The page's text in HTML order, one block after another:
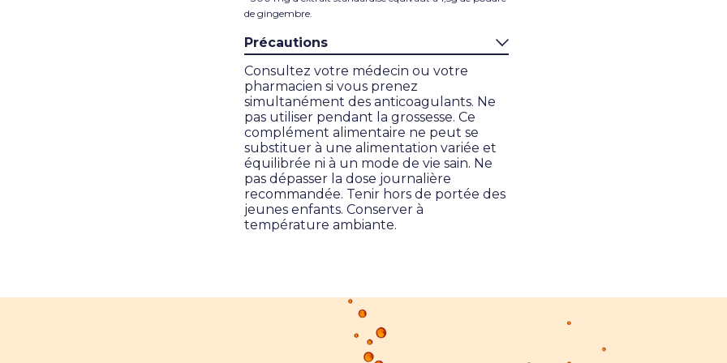
de gingembre.
Précautions
Consultez votre médecin ou votre
pharmacien si vous prenez
simultanément des anticoagulants. Ne
pas utiliser pendant la grossesse. Ce
complément alimentaire ne peut se
substituer à une alimentation variée et
équilibrée ni à un mode de vie sain. Ne
pas dépasser la dose journalière
recommandée. Tenir hors de portée des
jeunes enfants. Conserver à
température ambiante.